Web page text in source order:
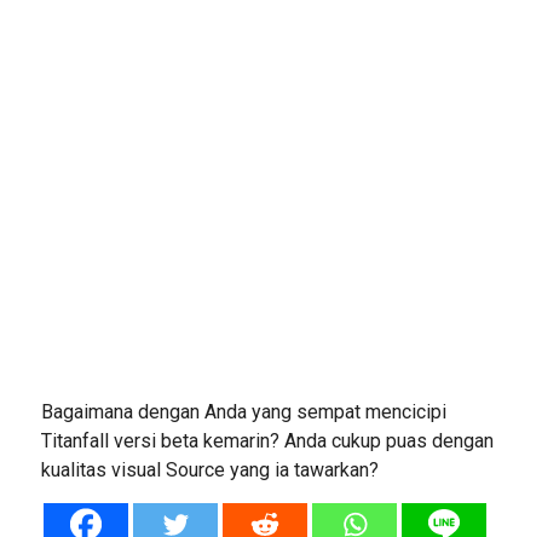
Bagaimana dengan Anda yang sempat mencicipi
Titanfall versi beta kemarin? Anda cukup puas dengan
kualitas visual Source yang ia tawarkan?